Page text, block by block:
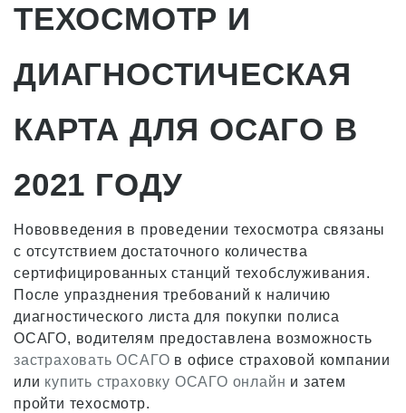
ТЕХОСМОТР И
ДИАГНОСТИЧЕСКАЯ
КАРТА ДЛЯ ОСАГО В
2021 ГОДУ
Нововведения в проведении техосмотра связаны
с отсутствием достаточного количества
сертифицированных станций техобслуживания.
После упразднения требований к наличию
диагностического листа для покупки полиса
ОСАГО, водителям предоставлена возможность
застраховать ОСАГО в офисе страховой компании
или купить страховку ОСАГО онлайн и затем
пройти техосмотр.